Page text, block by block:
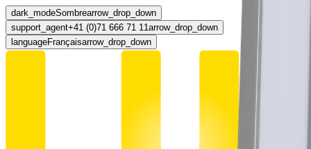
dark_modeSombrearrow_drop_down
support_agent+41 (0)71 666 71 11arrow_drop_down
languageFrançaisarrow_drop_down